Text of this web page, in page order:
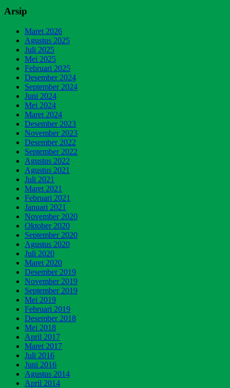
Arsip
Maret 2026
Agustus 2025
Juli 2025
Mei 2025
Februari 2025
Desember 2024
September 2024
Juni 2024
Mei 2024
Maret 2024
Desember 2023
November 2023
Desember 2022
September 2022
Agustus 2022
Agustus 2021
Juli 2021
Maret 2021
Februari 2021
Januari 2021
November 2020
Oktober 2020
September 2020
Agustus 2020
Juli 2020
Maret 2020
Desember 2019
November 2019
September 2019
Mei 2019
Februari 2019
Desember 2018
Mei 2018
April 2017
Maret 2017
Juli 2016
Juni 2016
Agustus 2014
April 2014